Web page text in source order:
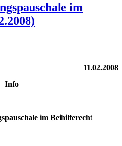
im
11.02.2008
Info
im Beihilferecht